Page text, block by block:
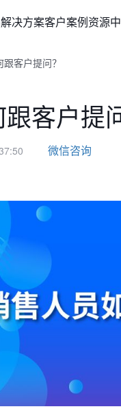
解决方案客户案例资源
客户提问？
客户提
微信咨询